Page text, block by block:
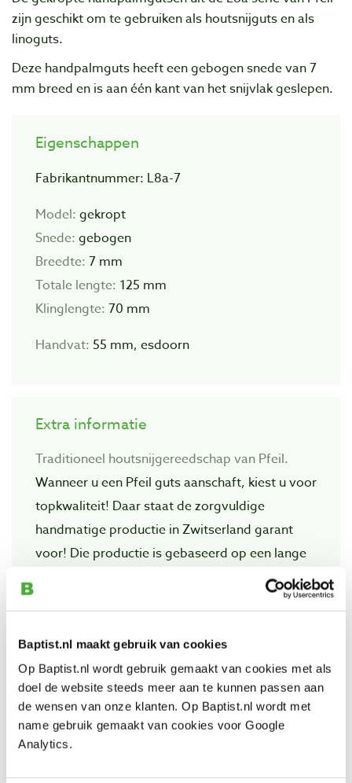
Baptist.nl maakt gebruik van cookies
Op Baptist.nl wordt gebruik gemaakt van cookies met als
doel de website steeds meer aan te kunnen passen aan
de wensen van onze klanten. Op Baptist.nl wordt met
name gebruik gemaakt van cookies voor Google
Analytics.
zijn geschikt om te gebruiken als houtsnijguts en als
linoguts.
Deze handpalmguts heeft een gebogen snede van 7
mm breed en is aan één kant van het snijvlak geslepen.
Eigenschappen
Fabrikantnummer: L8a-7
Model: gekropt
Snede: gebogen
Breedte: 7 mm
Totale lengte: 125 mm
Klinglengte: 70 mm
Handvat: 55 mm, esdoorn
Extra informatie
Traditioneel houtsnijgereedschap van Pfeil.
Wanneer u een Pfeil guts aanschaft, kiest u voor
topkwaliteit! Daar staat de zorgvuIdige
handmatige productie in Zwitserland garant
voor! Die productie is gebaseerd op een lange
traditie van vakmanschap. Het bedrijf startte in
Bekijk ook